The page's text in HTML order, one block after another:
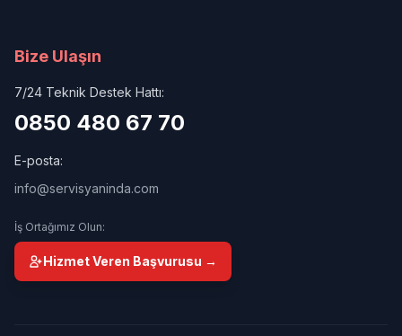
Bize Ulaşın
7/24 Teknik Destek Hattı:
0850 480 67 70
E-posta:
info@servisyaninda.com
İş Ortağımız Olun:
Hizmet Veren Başvurusu →